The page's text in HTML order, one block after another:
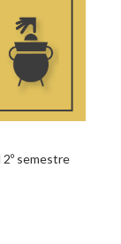
semestre